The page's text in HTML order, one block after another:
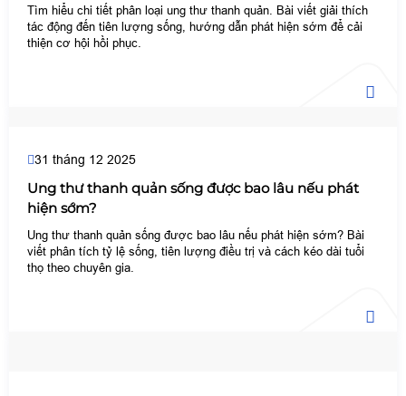
Tìm hiểu chi tiết phân loại ung thư thanh quản. Bài viết giải thích
tác động đến tiên lượng sống, hướng dẫn phát hiện sớm để cải
thiện cơ hội hồi phục.
31 tháng 12 2025
Ung thư thanh quản sống được bao lâu nếu phát
hiện sớm?
Ung thư thanh quản sống được bao lâu nếu phát hiện sớm? Bài
viết phân tích tỷ lệ sống, tiên lượng điều trị và cách kéo dài tuổi
thọ theo chuyên gia.